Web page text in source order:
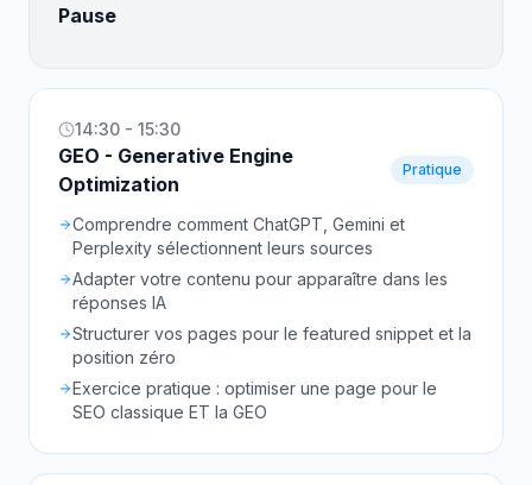
Pause
14:30 - 15:30
GEO - Generative Engine
Optimization
Pratique
Comprendre comment ChatGPT, Gemini et
Perplexity sélectionnent leurs sources
Adapter votre contenu pour apparaître dans les
réponses IA
Structurer vos pages pour le featured snippet et la
position zéro
Exercice pratique : optimiser une page pour le
SEO classique ET la GEO